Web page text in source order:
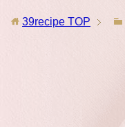
39recipe TOP